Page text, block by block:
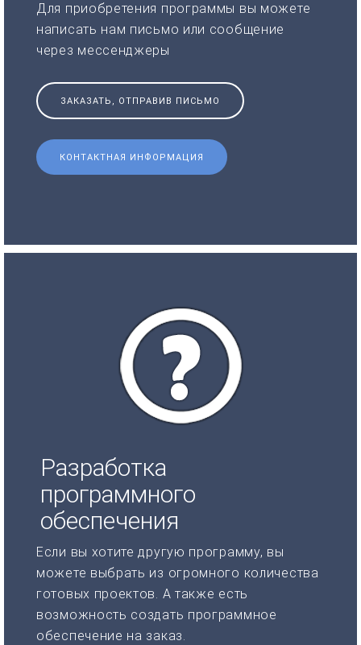
Для приобретения программы вы можете
написать нам письмо или сообщение
через мессенджеры
ЗАКАЗАТЬ, ОТПРАВИВ ПИСЬМО
КОНТАКТНАЯ ИНФОРМАЦИЯ
Разработка
программного
обеспечения
Если вы хотите другую программу, вы
можете выбрать из огромного количества
готовых проектов. А также есть
возможность создать программное
обеспечение на заказ.